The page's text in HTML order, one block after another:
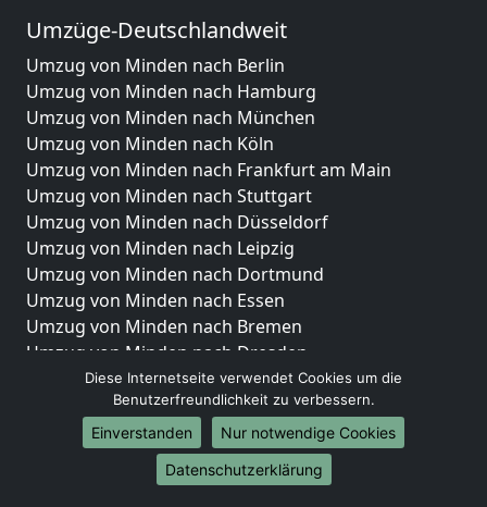
Umzüge-Deutschlandweit
Umzug von Minden nach Berlin
Umzug von Minden nach Hamburg
Umzug von Minden nach München
Umzug von Minden nach Köln
Umzug von Minden nach Frankfurt am Main
Umzug von Minden nach Stuttgart
Umzug von Minden nach Düsseldorf
Umzug von Minden nach Leipzig
Umzug von Minden nach Dortmund
Umzug von Minden nach Essen
Umzug von Minden nach Bremen
Umzug von Minden nach Dresden
Umzug von Minden nach Hannover
Umzug von Minden nach Nürnberg
Umzug von Minden nach Duisburg
Umzug von Minden nach Bochum
Umzug von Minden nach Wuppertal
Diese Internetseite verwendet Cookies um die
Benutzerfreundlichkeit zu verbessern.
Einverstanden
Nur notwendige Cookies
Datenschutzerklärung